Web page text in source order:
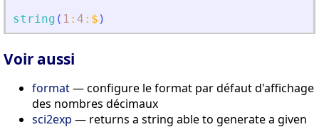
string ( 1 : 4 : $ )
Voir aussi
format— configure le format par défaut d'affichage
des nombres décimaux
sci2exp — returns a string able to generate a given